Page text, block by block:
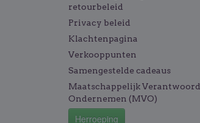
retourbeleid
Privacy beleid
Klachtenpagina
Verkooppunten
Samengestelde cadeaus
Maatschappelijk Verantwoord
Ondernemen (MVO)
Herroeping